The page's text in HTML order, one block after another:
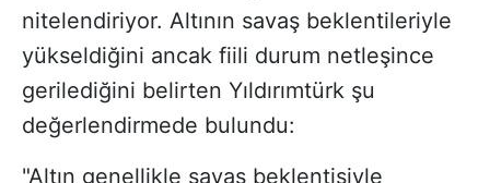
nitelendiriyor. Altının savaş beklentileriyle
yükseldiğini ancak fiili durum netleşince
gerilediğini belirten Yıldırımtürk şu
değerlendirmede bulundu:
"Altın genellikle savaş beklentisiyle